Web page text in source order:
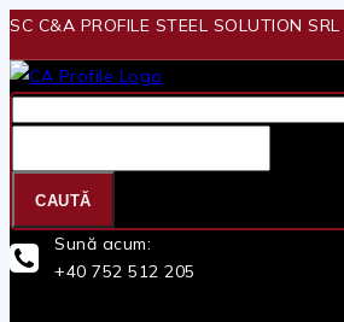
Skip
to
content
SC C&A PROFILE STEEL SOLUTION SRL
pentru:
CAUTĂ
Sună acum:
+40 752 512 205